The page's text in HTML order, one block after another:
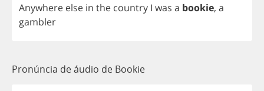
Anywhere else in the country I was a bookie, a
gambler
Pronúncia de áudio de Bookie